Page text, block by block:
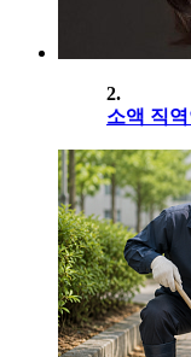
2.
소액 직